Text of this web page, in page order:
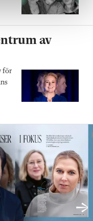
av
för